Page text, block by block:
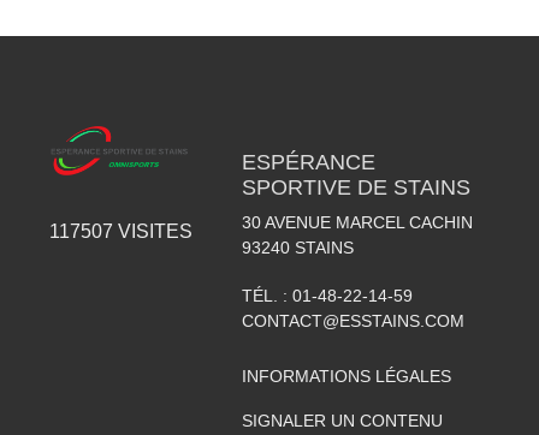
117507 VISITES
ESPÉRANCE
SPORTIVE DE STAINS
30 AVENUE MARCEL CACHIN
93240 STAINS
TÉL. : 01-48-22-14-59
CONTACT@ESSTAINS.COM
INFORMATIONS LÉGALES
SIGNALER UN CONTENU